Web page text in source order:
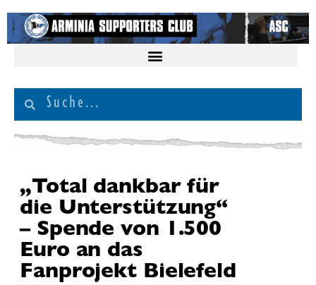
„Total dankbar für
die Unterstützung“
– Spende von 1.500
Euro an das
Fanprojekt Bielefeld